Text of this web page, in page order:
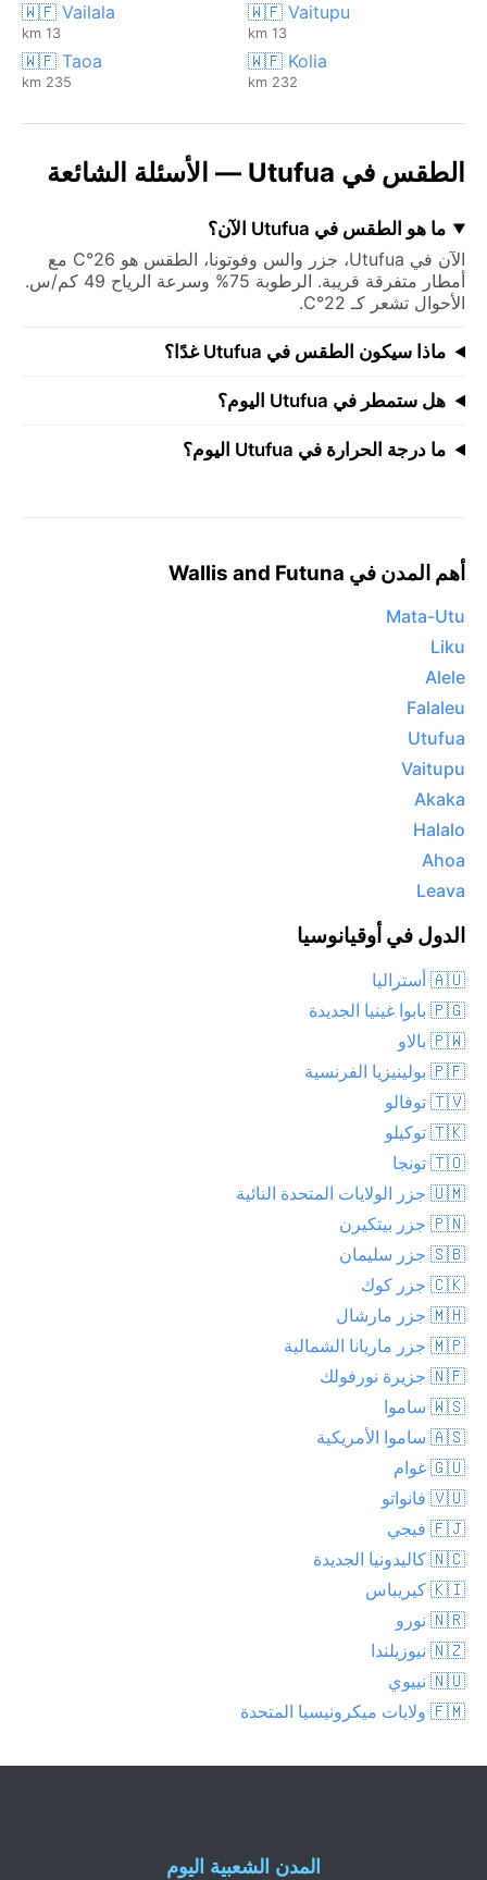
🇼🇫 Vaitupu
13 km
🇼🇫 Vailala
13 km
🇼🇫 Kolia
232 km
🇼🇫 Taoa
235 km
الطقس في Utufua — الأسئلة الشائعة
ما هو الطقس في Utufua الآن؟
الآن في Utufua، جزر والس وفوتونا، الطقس هو 26°C مع
أمطار متفرقة قريبة. الرطوبة 75% وسرعة الرياح 49 كم/س.
الأحوال تشعر كـ 22°C.
ماذا سيكون الطقس في Utufua غدًا؟
هل ستمطر في Utufua اليوم؟
ما درجة الحرارة في Utufua اليوم؟
أهم المدن في Wallis and Futuna
Mata-Utu
Liku
Alele
Falaleu
Utufua
Vaitupu
Akaka
Halalo
Ahoa
Leava
الدول في أوقيانوسيا
🇦🇺 أستراليا
🇵🇬 بابوا غينيا الجديدة
🇵🇼 بالاو
🇵🇫 بولينيزيا الفرنسية
🇹🇻 توفالو
🇹🇰 توكيلو
🇹🇴 تونجا
🇺🇲 جزر الولايات المتحدة النائية
🇵🇳 جزر بيتكيرن
🇸🇧 جزر سليمان
🇨🇰 جزر كوك
🇲🇭 جزر مارشال
🇲🇵 جزر ماريانا الشمالية
🇳🇫 جزيرة نورفولك
🇼🇸 ساموا
🇦🇸 ساموا الأمريكية
🇬🇺 غوام
🇻🇺 فانواتو
🇫🇯 فيجي
🇳🇨 كاليدونيا الجديدة
🇰🇮 كيريباس
🇳🇷 نورو
🇳🇿 نيوزيلندا
🇳🇺 نييوي
🇫🇲 ولايات ميكرونيسيا المتحدة
المدن الشعبية اليوم